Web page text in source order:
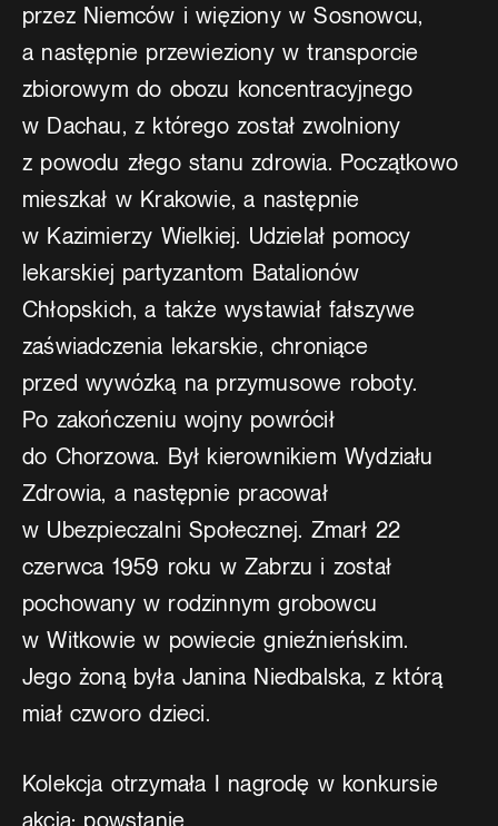
przez Niemców i więziony w Sosnowcu,
a następnie przewieziony w transporcie
zbiorowym do obozu koncentracyjnego
w Dachau, z którego został zwolniony
z powodu złego stanu zdrowia. Początkowo
mieszkał w Krakowie, a następnie
w Kazimierzy Wielkiej. Udzielał pomocy
lekarskiej partyzantom Batalionów
Chłopskich, a także wystawiał fałszywe
zaświadczenia lekarskie, chroniące
przed wywózką na przymusowe roboty.
Po zakończeniu wojny powrócił
do Chorzowa. Był kierownikiem Wydziału
Zdrowia, a następnie pracował
w Ubezpieczalni Społecznej. Zmarł 22
czerwca 1959 roku w Zabrzu i został
pochowany w rodzinnym grobowcu
w Witkowie w powiecie gnieźnieńskim.
Jego żoną była Janina Niedbalska, z którą
miał czworo dzieci.
Kolekcja otrzymała I nagrodę w konkursie
akcja: powstanie